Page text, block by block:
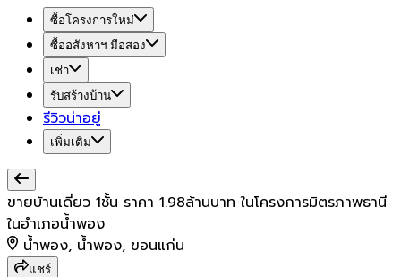
ซื้อโครงการใหม่
ซื้ออสังหาฯ มือสอง
เช่า
รับสร้างบ้าน
รีวิวน่าอยู่
เพิ่มเติม
ขายบ้านเดี่ยว 1ชั้น ราคา 1.98ล้านบาท ในโครงการมิตรภาพธานี
ในอำเภอน้ำพอง
น้ำพอง, น้ำพอง, ขอนแก่น
แชร์